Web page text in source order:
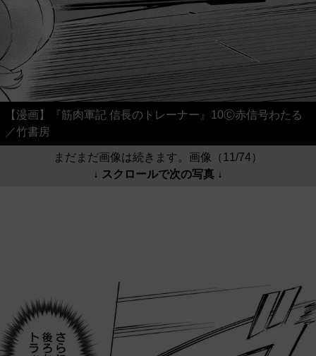
【漫画】『筋肉軍記 信長のトレーナー』10Ⓒ赤信号わたる
／竹書房
まだまだ画像は続きます。画像（11/74）
↓ スクロールで次の写真 ↓